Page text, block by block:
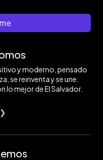
y moderno, pensado
se reinventa y se une.
lo mejor de El Salvador.